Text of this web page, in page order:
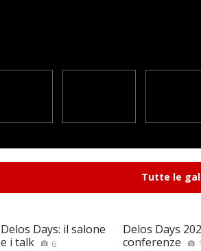
Tutte le
Delos Days: il salone
e i talk
6
Delos Days
conferenze